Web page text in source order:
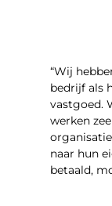
“Wij
bedrijf als
vastgoed.
werken
naar hun
betaald,